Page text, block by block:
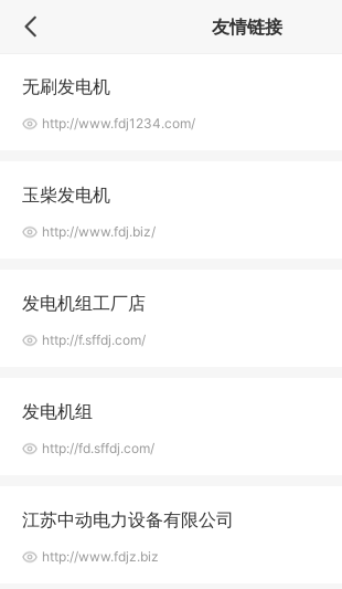
友情链接
无刷发电机
http://www.fdj1234.com/
玉柴发电机
http://www.fdj.biz/
发电机组工厂店
http://f.sffdj.com/
发电机组
http://fd.sffdj.com/
江苏中动电力设备有限公司
http://www.fdjz.biz